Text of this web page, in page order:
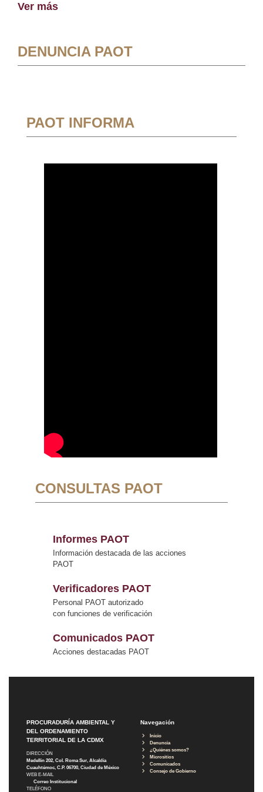
Ver más
DENUNCIA PAOT
PAOT INFORMA
CONSULTAS PAOT
Informes PAOT
Información destacada de las acciones
PAOT
Verificadores PAOT
Personal PAOT autorizado
con funciones de verificación
Comunicados PAOT
Acciones destacadas PAOT
PROCURADURÍA AMBIENTAL Y
DEL ORDENAMIENTO
TERRITORIAL DE LA CDMX
DIRECCIÓN
Medellín 202, Col. Roma Sur, Alcaldía
Cuauhtémoc, C.P. 06700, Ciudad de México
WEB E-MAIL
Correo Institucional
TELÉFONO
Navegación
Inicio
Denuncia
¿Quiénes somos?
Micrositios
Comunicados
Consejo de Gobierno